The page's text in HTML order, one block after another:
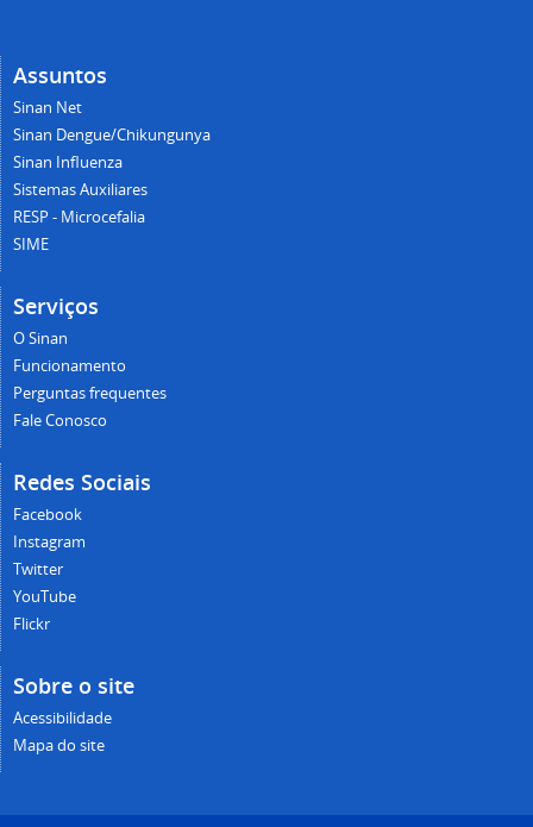
Assuntos
Sinan Net
Sinan Dengue/Chikungunya
Sinan Influenza
Sistemas Auxiliares
RESP - Microcefalia
SIME
Serviços
O Sinan
Funcionamento
Perguntas frequentes
Fale Conosco
Redes Sociais
Facebook
Instagram
Twitter
YouTube
Flickr
Sobre o site
Acessibilidade
Mapa do site